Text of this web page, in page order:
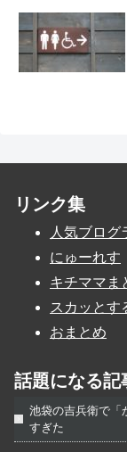
リンク集
人気ブログ
にゅーれす
キチママま
スカッとす
おまとめ
話題になる記
池袋の吉兵衛で「
すぎた